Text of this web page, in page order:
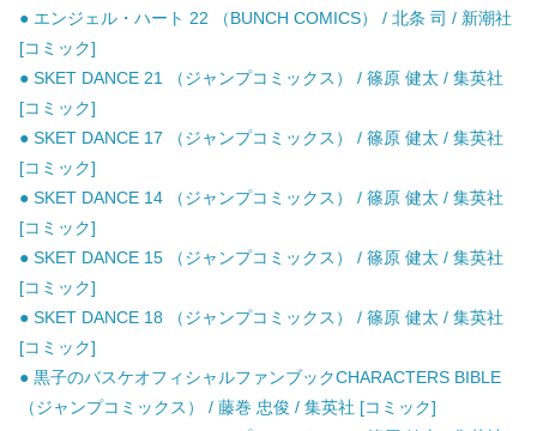
● エンジェル・ハート 22 （BUNCH COMICS） / 北条 司 / 新潮社
[コミック]
● SKET DANCE 21 （ジャンプコミックス） / 篠原 健太 / 集英社
[コミック]
● SKET DANCE 17 （ジャンプコミックス） / 篠原 健太 / 集英社
[コミック]
● SKET DANCE 14 （ジャンプコミックス） / 篠原 健太 / 集英社
[コミック]
● SKET DANCE 15 （ジャンプコミックス） / 篠原 健太 / 集英社
[コミック]
● SKET DANCE 18 （ジャンプコミックス） / 篠原 健太 / 集英社
[コミック]
● 黒子のバスケオフィシャルファンブックCHARACTERS BIBLE
（ジャンプコミックス） / 藤巻 忠俊 / 集英社 [コミック]